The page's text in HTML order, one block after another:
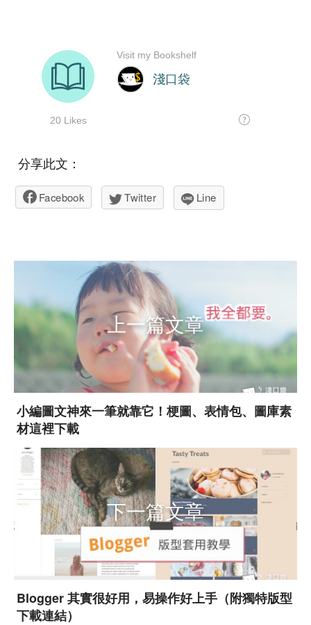
分享此文：
Facebook Twitter Line
上一篇文章
小編圖文神來一筆就靠它！梗圖、表情包、圖庫素
材這裡下載
下一篇文章
Blogger 其實很好用，易操作好上手（附獨特版型
下載連結）